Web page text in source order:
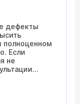
дефекты
полноценном
Если
не